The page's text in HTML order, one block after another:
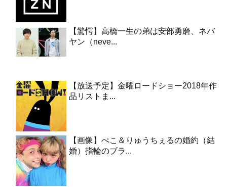
【驚愕】高橋一生の弟は安部勇磨、ネバ
ヤン（neve...
【放送予定】金曜ロードショー2018年作
品リストま...
【画像】ぺこ＆りゅうちぇるの婚約（結
婚）指輪のブラ...